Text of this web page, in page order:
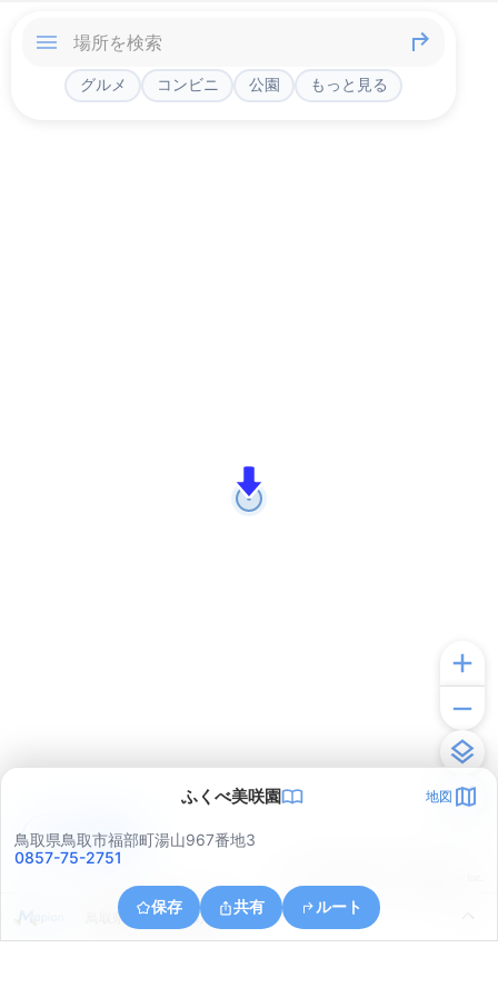
グルメ コンビニ 公園 もっと見る
ふくべ美咲園 地図
鳥取県鳥取市福部町湯山967番地3
0857-75-2751
保存 共有 ルート
鳥取県鳥取市福部町湯山
アプリで見る